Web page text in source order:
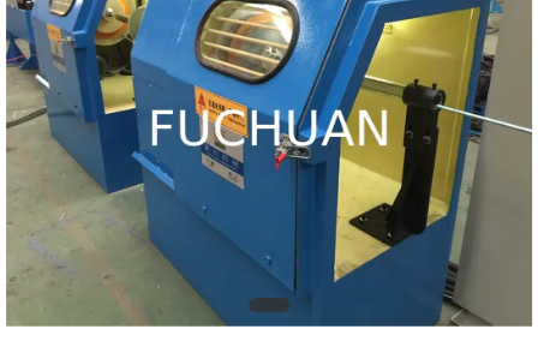
খবর
মামলা
সাইট
ম্যাপ
PRIVACY